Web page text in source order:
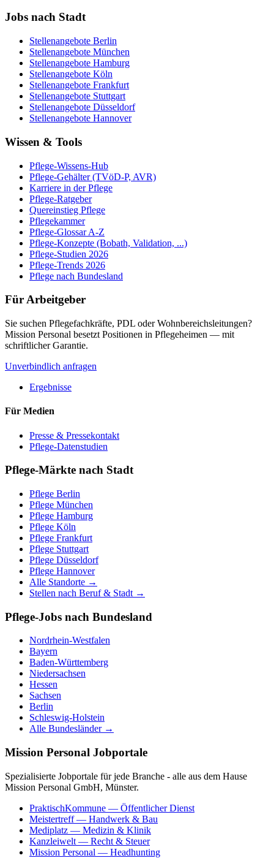
Jobs nach Stadt
Stellenangebote Berlin
Stellenangebote München
Stellenangebote Hamburg
Stellenangebote Köln
Stellenangebote Frankfurt
Stellenangebote Stuttgart
Stellenangebote Düsseldorf
Stellenangebote Hannover
Wissen & Tools
Pflege-Wissens-Hub
Pflege-Gehälter (TVöD-P, AVR)
Karriere in der Pflege
Pflege-Ratgeber
Quereinstieg Pflege
Pflegekammer
Pflege-Glossar A-Z
Pflege-Konzepte (Bobath, Validation, ...)
Pflege-Studien 2026
Pflege-Trends 2026
Pflege nach Bundesland
Für Arbeitgeber
Sie suchen Pflegefachkräfte, PDL oder Wohnbereichsleitungen?
Mission Personal besetzt Positionen in Pflegeheimen — mit
schriftlicher Garantie.
Unverbindlich anfragen
Ergebnisse
Für Medien
Presse & Pressekontakt
Pflege-Datenstudien
Pflege-Märkte nach Stadt
Pflege Berlin
Pflege München
Pflege Hamburg
Pflege Köln
Pflege Frankfurt
Pflege Stuttgart
Pflege Düsseldorf
Pflege Hannover
Alle Standorte →
Stellen nach Beruf & Stadt →
Pflege-Jobs nach Bundesland
Nordrhein-Westfalen
Bayern
Baden-Württemberg
Niedersachsen
Hessen
Sachsen
Berlin
Schleswig-Holstein
Alle Bundesländer →
Mission Personal Jobportale
Spezialisierte Jobportale für jede Branche - alle aus dem Hause
Mission Personal GmbH, Münster.
PraktischKommune — Öffentlicher Dienst
Meistertreff— Handwerk & Bau
Mediplatz — Medizin & Klinik
Kanzleiwelt — Recht & Steuer
Mission Personal — Headhunting